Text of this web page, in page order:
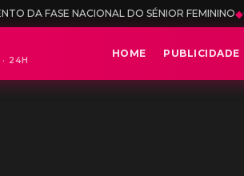
DO SÉNIOR FEMININO◆OJM ANALISA
24H
HOME PUBLICIDADE